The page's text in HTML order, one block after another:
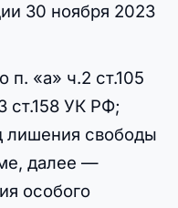
30 ноября 2023
п. «а» ч.2 ст.105
ст.158 УК РФ;
лишения свободы
далее —
особого